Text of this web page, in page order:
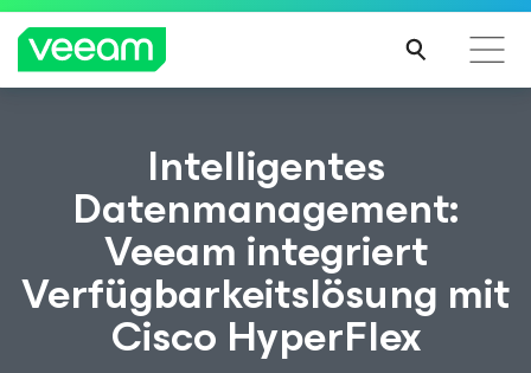
Hinweise von Veeam für Kunden, die vom Content-
Update von CrowdStrike betroffen sind
HRE
N
Intelligentes
Datenmanagement:
Veeam integriert
Verfügbarkeitslösung mit
Cisco HyperFlex